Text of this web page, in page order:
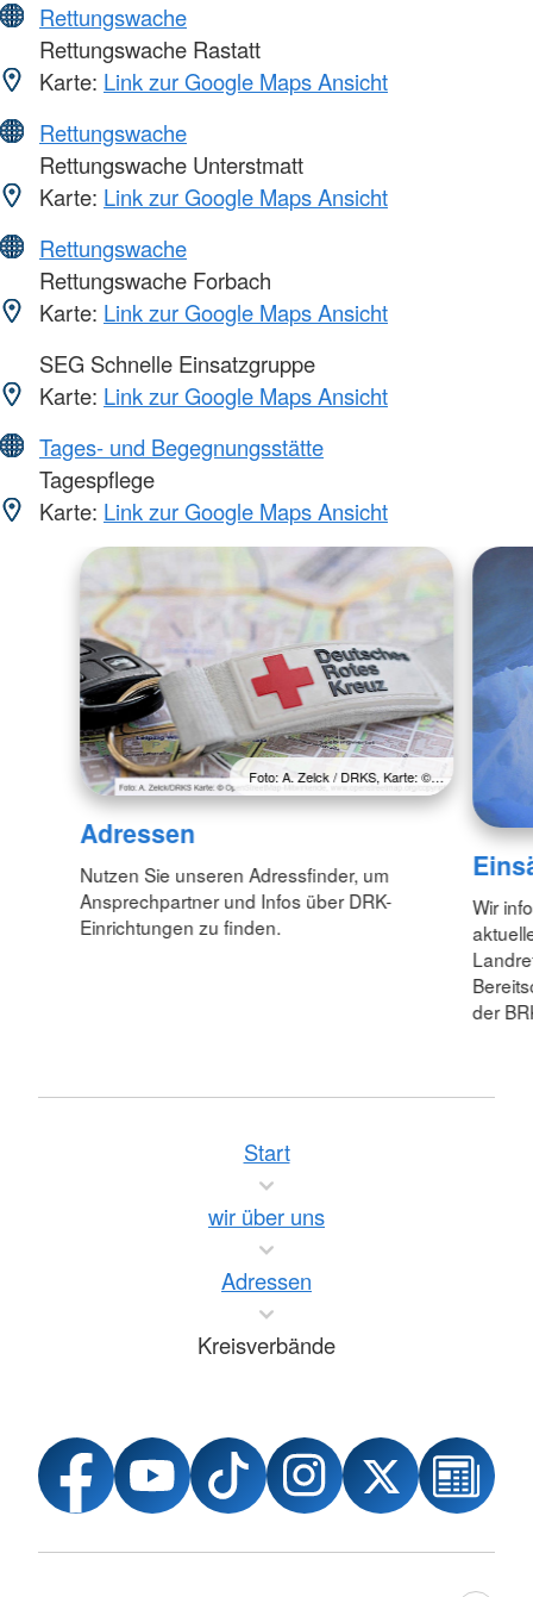
Rettungswache
Rettungswache Rastatt
Karte: Link zur Google Maps Ansicht
Rettungswache
Rettungswache Unterstmatt
Karte: Link zur Google Maps Ansicht
Rettungswache
Rettungswache Forbach
Karte: Link zur Google Maps Ansicht
SEG Schnelle Einsatzgruppe
Karte: Link zur Google Maps Ansicht
Tages- und Begegnungsstätte
Tagespflege
Karte: Link zur Google Maps Ansicht
Foto: A. Zelck / DRKS, Karte: ©…
Adressen
Nutzen Sie unseren Adressfinder, um
Ansprechpartner und Infos über DRK-
Einrichtungen zu finden.
Wir
der
Start
wir über uns
Adressen
Kreisverbände